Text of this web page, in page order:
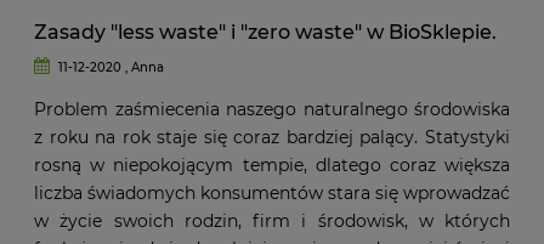
Zasady "less waste" i "zero waste" w BioSklepie.
11-12-2020 , Anna
Problem zaśmiecenia naszego naturalnego środowiska
z roku na rok staje się coraz bardziej palący. Statystyki
rosną w niepokojącym tempie, dlatego coraz większa
liczba świadomych konsumentów stara się wprowadzać
w życie swoich rodzin, firm i środowisk, w których